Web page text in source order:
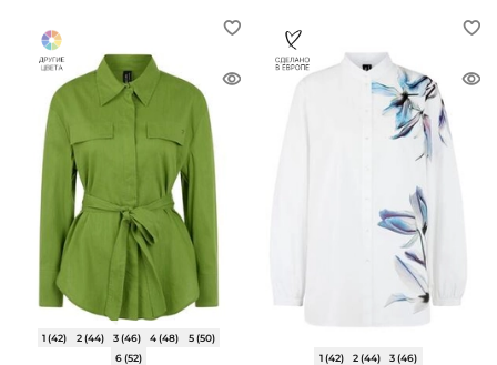
1 (42) 2 (44) 3 (46) 4 (48)
5 (50)
6 (52)
1 (42) 2 (44) 3 (46)